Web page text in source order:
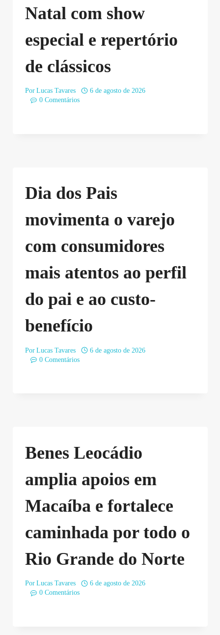
Natal com show
especial e repertório
de clássicos
Por Lucas Tavares
6 de agosto de 2026
0 Comentários
Dia dos Pais
movimenta o varejo
com consumidores
mais atentos ao perfil
do pai e ao custo-
benefício
Por Lucas Tavares
6 de agosto de 2026
0 Comentários
Benes Leocádio
amplia apoios em
Macaíba e fortalece
caminhada por todo o
Rio Grande do Norte
Por Lucas Tavares
6 de agosto de 2026
0 Comentários